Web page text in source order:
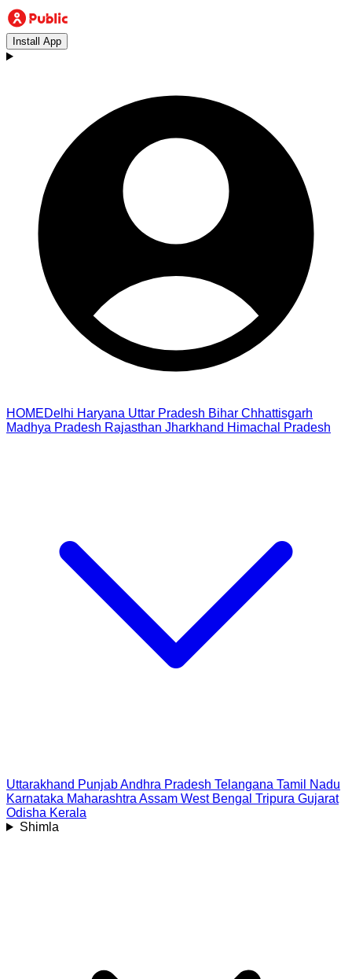
Install App
HOMEDelhi Haryana Uttar Pradesh Bihar Chhattisgarh
Madhya Pradesh Rajasthan Jharkhand Himachal Pradesh
Uttarakhand PunjabAndhra Pradesh Telangana Tamil Nadu
Karnataka Maharashtra Assam West Bengal Tripura Gujarat
Odisha Kerala
Shimla